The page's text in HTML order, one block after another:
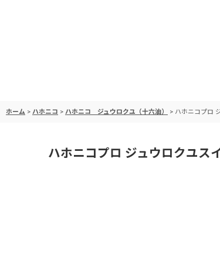
ホーム > ハホニコ > ハホニコ ジュウロクユ（十六油） > ハホニコプロ
ハホニコプロ ジュウロクユス